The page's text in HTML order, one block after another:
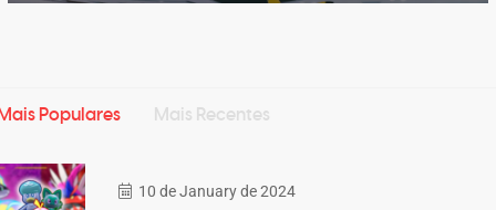
Populares Mais Recentes
10 de January de 2024